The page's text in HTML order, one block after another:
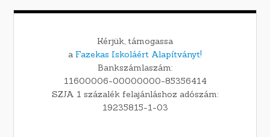
Kérjük, támogassa
a Fazekas Iskoláért Alapítványt!
Bankszámlaszám:
11600006-00000000-85356414
SZJA 1 százalék felajánláshoz adószám:
19235815-1-03